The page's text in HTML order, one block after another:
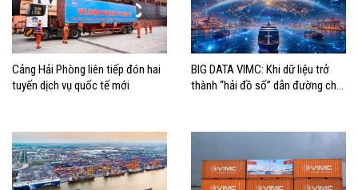
Cảng Hải Phòng liên tiếp đón hai
tuyến dịch vụ quốc tế mới
BIG DATA VIMC: Khi dữ liệu trở
thành “hải đồ số” dẫn đường cho